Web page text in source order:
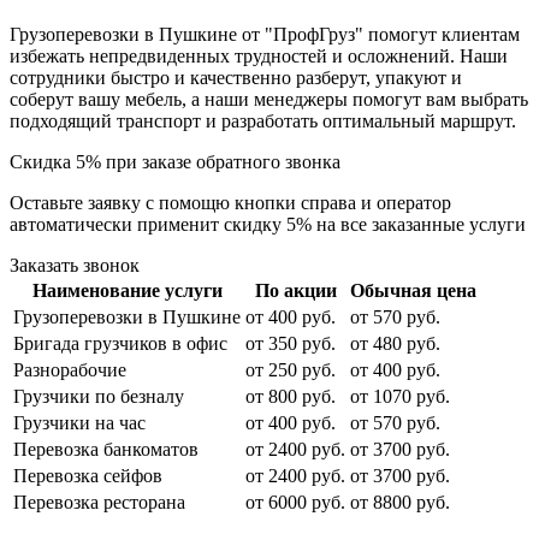
Грузоперевозки в Пушкине от "ПрофГруз" помогут клиентам
избежать непредвиденных трудностей и осложнений. Наши
сотрудники быстро и качественно разберут, упакуют и
соберут вашу мебель, а наши менеджеры помогут вам выбрать
подходящий транспорт и разработать оптимальный маршрут.
Скидка 5% при заказе обратного звонка
Оставьте заявку с помощю кнопки справа и оператор
автоматически применит скидку 5% на все заказанные услуги
Заказать звонок
Наименование услуги
По акции
Обычная цена
Грузоперевозки в Пушкине от 400 руб.
от 570 руб.
Бригада грузчиков в офис
от 350 руб.
от 480 руб.
Разнорабочие
от 250 руб.
от 400 руб.
Грузчики по безналу
от 800 руб.
от 1070 руб.
Грузчики на час
от 400 руб.
от 570 руб.
Перевозка банкоматов
от 2400 руб. от 3700 руб.
Перевозка сейфов
от 2400 руб. от 3700 руб.
Перевозка ресторана
от 6000 руб. от 8800 руб.